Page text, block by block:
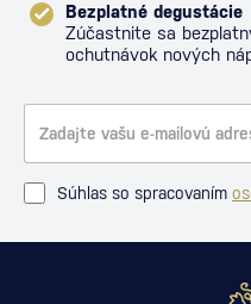
Bezplatné degustácie
Zúčastnite sa
ochutnávok nových
Súhlas so spracovaním